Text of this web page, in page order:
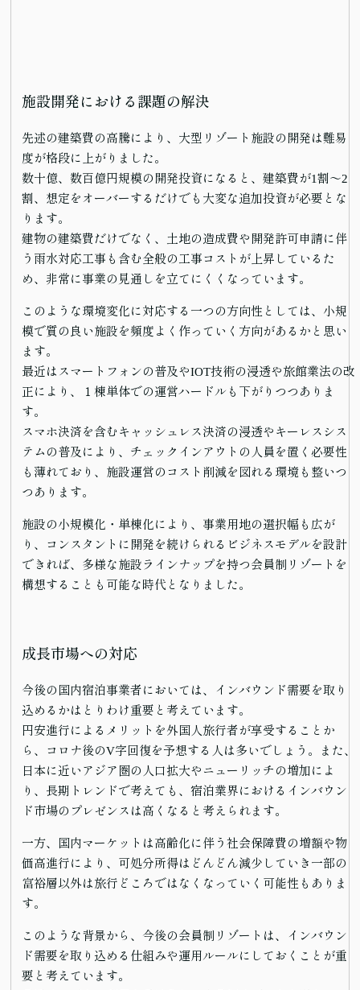
施設開発における課題の解決
先述の建築費の高騰により、大型リゾート施設の開発は難易
度が格段に上がりました。
数十億、数百億円規模の開発投資になると、建築費が1割～2
割、想定をオーバーするだけでも大変な追加投資が必要とな
ります。
建物の建築費だけでなく、土地の造成費や開発許可申請に伴
う雨水対応工事も含む全般の工事コストが上昇しているた
め、非常に事業の見通しを立てにくくなっています。
このような環境変化に対応する一つの方向性としては、小規
模で質の良い施設を頻度よく作っていく方向があるかと思い
ます。
最近はスマートフォンの普及やIOT技術の浸透や旅館業法の改
正により、１棟単体での運営ハードルも下がりつつありま
す。
スマホ決済を含むキャッシュレス決済の浸透やキーレスシス
テムの普及により、チェックインアウトの人員を置く必要性
も薄れており、施設運営のコスト削減を図れる環境も整いつ
つあります。
施設の小規模化・単棟化により、事業用地の選択幅も広が
り、コンスタントに開発を続けられるビジネスモデルを設計
できれば、多様な施設ラインナップを持つ会員制リゾートを
構想することも可能な時代となりました。
成長市場への対応
今後の国内宿泊事業者においては、インバウンド需要を取り
込めるかはとりわけ重要と考えています。
円安進行によるメリットを外国人旅行者が享受することか
ら、コロナ後のV字回復を予想する人は多いでしょう。また、
日本に近いアジア圏の人口拡大やニューリッチの増加によ
り、長期トレンドで考えても、宿泊業界におけるインバウン
ド市場のプレゼンスは高くなると考えられます。
一方、国内マーケットは高齢化に伴う社会保障費の増額や物
価高進行により、可処分所得はどんどん減少していき一部の
富裕層以外は旅行どころではなくなっていく可能性もありま
す。
このような背景から、今後の会員制リゾートは、インバウン
ド需要を取り込める仕組みや運用ルールにしておくことが重
要と考えています。